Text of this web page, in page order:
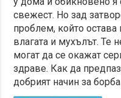
свежест. Но зад
проблем, който
влагата и мухълът. Те
могат да се окажат
здраве. Как да
добрият начин за